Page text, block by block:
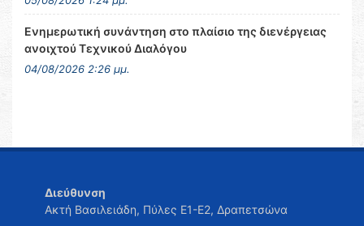
Ενημερωτική συνάντηση στο πλαίσιο της διενέργειας
ανοιχτού Τεχνικού Διαλόγου
04/08/2026 2:26 μμ.
Διεύθυνση
Ακτή Βασιλειάδη, Πύλες Ε1-Ε2, Δραπετσώνα